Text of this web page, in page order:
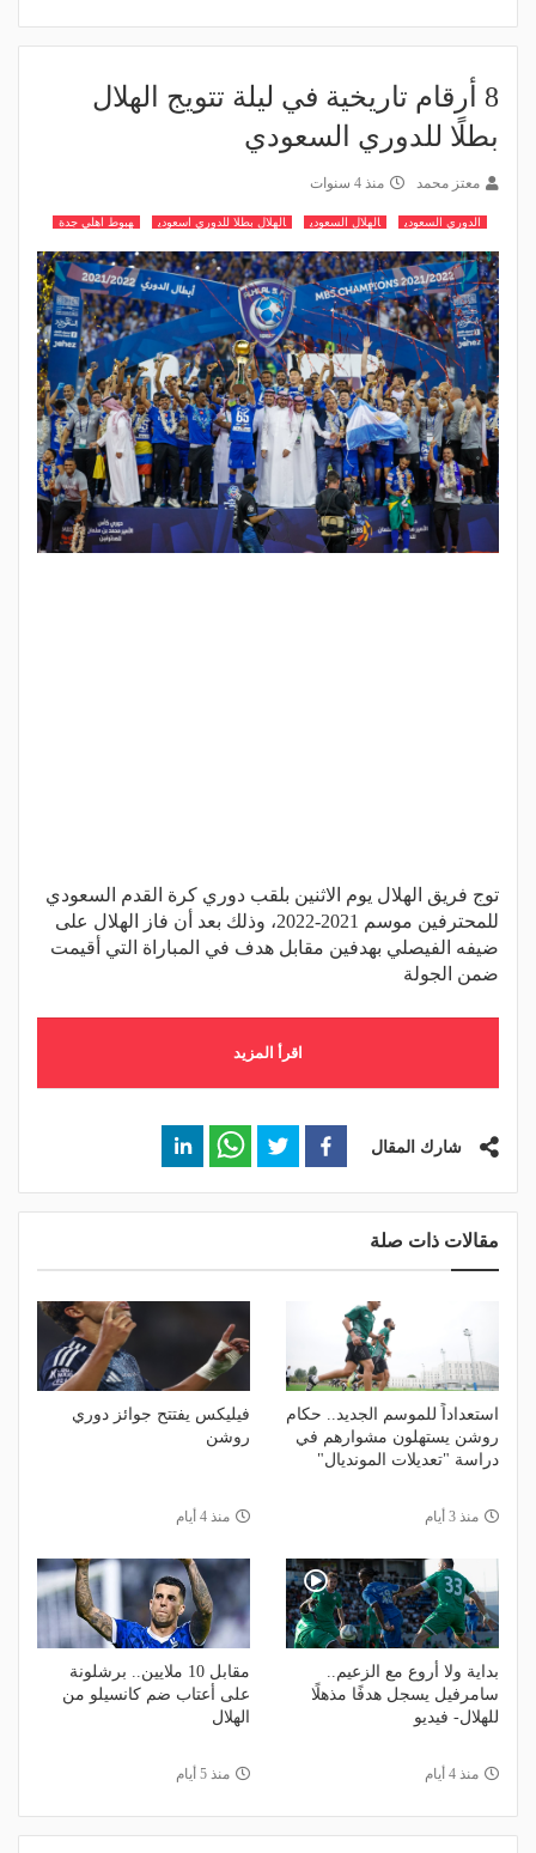
8 أرقام تاريخية في ليلة تتويج الهلال
بطلًا للدوري السعودي
معتز محمد منذ 4 سنوات
الدوري السعودي الهلال السعودي الهلال بطلا للدوري اسعودي هبوط اهلي جدة
توج فريق الهلال يوم الاثنين بلقب دوري كرة القدم السعودي
للمحترفين موسم 2021-2022، وذلك بعد أن فاز الهلال على
ضيفه الفيصلي بهدفين مقابل هدف في المباراة التي أقيمت
ضمن الجولة
اقرأ المزيد
شارك المقال
مقالات ذات صلة
استعداداً للموسم الجديد.. حكام
روشن يستهلون مشوارهم في
دراسة "تعديلات المونديال"
منذ 3 أيام
فيليكس يفتتح جوائز دوري
روشن
منذ 4 أيام
بداية ولا أروع مع الزعيم..
سامرفيل يسجل هدفًا مذهلًا
للهلال- فيديو
منذ 4 أيام
مقابل 10 ملايين.. برشلونة
على أعتاب ضم كانسيلو من
الهلال
منذ 5 أيام